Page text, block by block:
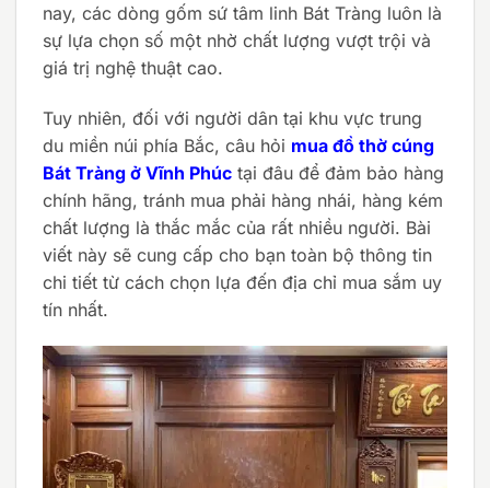
nay, các dòng gốm sứ tâm linh Bát Tràng luôn là
sự lựa chọn số một nhờ chất lượng vượt trội và
giá trị nghệ thuật cao.
Tuy nhiên, đối với người dân tại khu vực trung
du miền núi phía Bắc, câu hỏi mua đồ thờ cúng
Bát Tràng ở Vĩnh Phúc tại đâu để đảm bảo hàng
chính hãng, tránh mua phải hàng nhái, hàng kém
chất lượng là thắc mắc của rất nhiều người. Bài
viết này sẽ cung cấp cho bạn toàn bộ thông tin
chi tiết từ cách chọn lựa đến địa chỉ mua sắm uy
tín nhất.